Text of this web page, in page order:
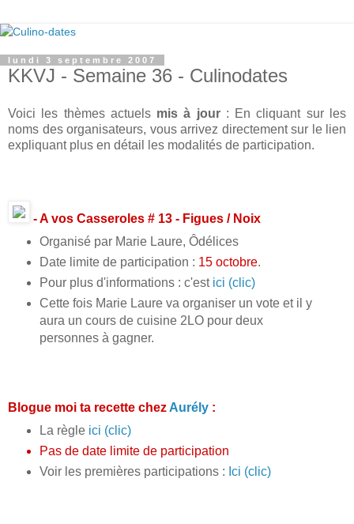
lundi 3 septembre 2007
KKVJ - Semaine 36 - Culinodates
Voici les thèmes actuels mis à jour: En cliquant sur les
noms des organisateurs, vous arrivez directement sur le lien
expliquant plus en détail les modalités de participation.
- A vos Casseroles # 13 - Figues / Noix
Organisé par Marie Laure, Ôdélices
Date limite de participation : 15 octobre.
Pour plus d'informations : c'est ici (clic)
Cette fois Marie Laure va organiser un vote et il y
aura un cours de cuisine 2LO pour deux
personnes à gagner.
Blogue moi ta recette chezAurély :
La règle ici (clic)
Pas de date limite de participation
Voir les premières participations : Ici (clic)